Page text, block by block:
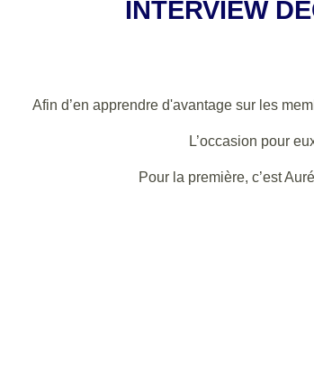
INTERVIEW
Afin d’en apprendre d'avantage sur les
L’occasion pour
Pour la première, c’est